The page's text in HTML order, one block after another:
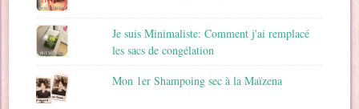
Je suis Minimaliste: Comment j'ai remplacé
les sacs de congélation
Mon 1er Shampoing sec à la Maïzena